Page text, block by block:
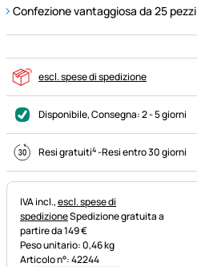
Confezione vantaggiosa da 25 pezzi
escl. spese di spedizione
Disponibile, Consegna:2 - 5 giorni
Resi gratuiti4-Resi entro 30 giorni
Informazioni fiscali:
IVA incl.,escl. spese di
spedizioneSpedizione gratuita a
partire da 149 €
Peso unitario: 0,46 kg
Articolo n°: 42244